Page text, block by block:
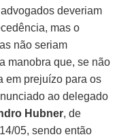
deveriam
mas o
não seriam
manobra que, se não
em prejuízo para os
ao delegado
Hubner, de
05, sendo então